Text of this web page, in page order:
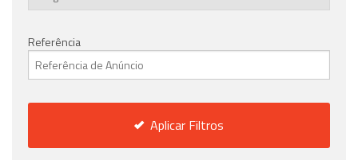
Referência
Aplicar Filtros